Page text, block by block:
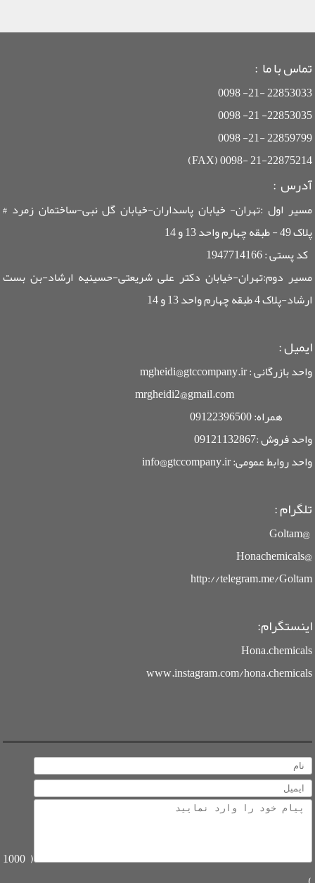
تماس با ما :
22853033 -21- 0098
22853035- 21- 0098
22859799 -21- 0098
21-22875214 -0098 (FAX)
آدرس :
مسیر اول :تهران- خیابان پاسداران-خیابان گل نبی-ساختمان زمرد #
پلاک 49 - طبقه چهارم واحد 13 و 14
کد پستی : 1947714166
مسیر دوم:تهران-خیابان دکتر علی شریعتی-حسینیه ارشاد-بن بست
ارشاد-پلاک 4 طبقه چهارم واحد 13 و 14
ایمیل:
واحد بازرگانی : mgheidi@gtccompany.ir
mrgheidi2@gmail.com
همراه: 09122396500
واحد فروش :09121132867
واحد روابط عمومی: info@gtccompany.ir
تلگرام :
@Goltam
@Honachemicals
http://telegram.me/Goltam
اینستگرام:
Hona.chemicals
www.instagram.com/hona.chemicals
(
1000